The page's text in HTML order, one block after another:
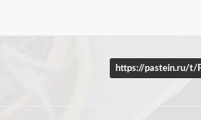
https://pastein.ru/t/